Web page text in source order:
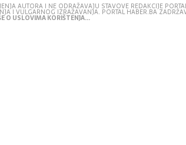
AUTORA I NE ODRAŽAVAJU STAVOVE REDAKCIJE
I VULGARNOG IZRAŽAVANJA. PORTAL HABER.BA
O USLOVIMA KORIŠTENJA...